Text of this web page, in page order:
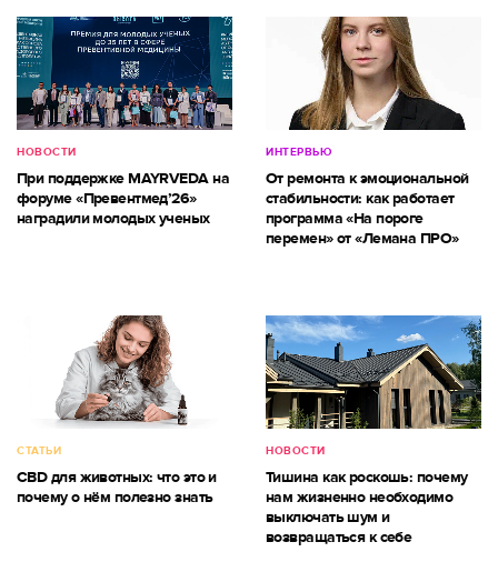
НОВОСТИ
При поддержке MAYRVEDA на
форуме «Превентмед’26»
наградили молодых ученых
ИНТЕРВЬЮ
От ремонта к эмоциональной
стабильности: как работает
программа «На пороге
перемен» от «Лемана ПРО»
СТАТЬИ
CBD для животных: что это и
почему о нём полезно знать
НОВОСТИ
Тишина как роскошь: почему
нам жизненно необходимо
выключать шум и
возвращаться к себе